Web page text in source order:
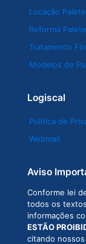
Locação Palete
Reforma Palete
Tratamento
Modelos de
Logiscal
Política de
Webmail
Aviso
Conforme lei
todos os
informações
ESTÃO
citando